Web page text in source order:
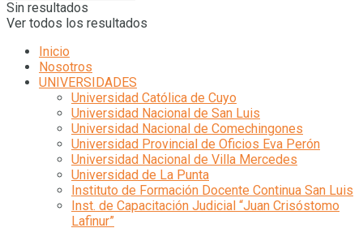
Sin resultados
Ver todos los resultados
Inicio
Nosotros
UNIVERSIDADES
Universidad Católica de Cuyo
Universidad Nacional de San Luis
Universidad Nacional de Comechingones
Universidad Provincial de Oficios Eva Perón
Universidad Nacional de Villa Mercedes
Universidad de La Punta
Instituto de Formación Docente Continua San Luis
Inst. de Capacitación Judicial “Juan Crisóstomo
Lafinur”